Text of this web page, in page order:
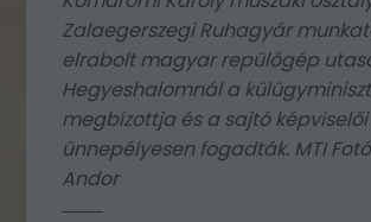
Zalaegerszegi Ruhagyár
elrabolt magyar repülőgép
Hegyeshalomnál a
megbízottja és a sajtó képviselői
ünnepélyesen fogadták. MTI
Andor